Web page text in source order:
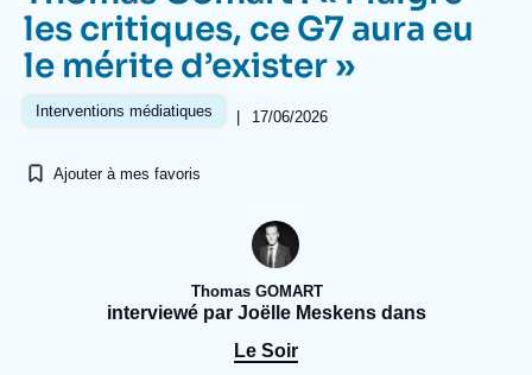
Navigation
principale
L'Ifri
Se connecter
À propos de l'Ifri
Proche-Orient
les critiques, ce G7 aura eu
le mérite d’exister »
Interventions médiatiques | 17/06/2026
Ajouter à mes favoris
Thomas GOMART
interviewé par Joëlle Meskens dans
Le Soir